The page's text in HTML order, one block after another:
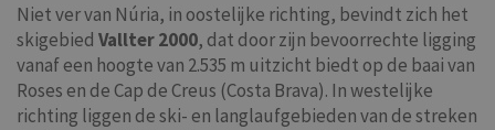
Niet ver van Núria, in oostelijke richting, bevindt zich het
skigebied Vallter 2000, dat door zijn bevoorrechte ligging
vanaf een hoogte van 2.535 m uitzicht biedt op de baai van
Roses en de Cap de Creus (Costa Brava). In westelijke
richting liggen de ski- en langlaufgebieden van de streken